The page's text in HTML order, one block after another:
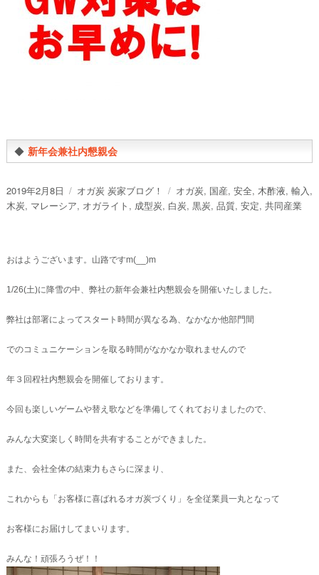
◆ 新年会兼社内懇親会
投
稿
2019年2月8日
カ
テ
オガ炭 炭家ブログ！
タ
グ
オガ炭, 国産, 安全, 木酢液, 輸入,
木炭, マレーシア, オガライト , 成型炭, 白炭, 黒炭, 品質, 安定, 共同産業
おはようございます。山路ですm(__)m
1/26(土)に降雪の中、弊社の新年会兼社内懇親会を開催いたしました。
弊社は部署によってスタート時間が異なる為、なかなか他部門間
でのコミュニケーションを取る時間がなかなか取れませんので
年３回程社内懇親会を開催しております。
今回も楽しいゲームや替え歌などを準備してくれておりましたので、
みんな大変楽しく時間を共有することができました。
また、会社全体の結束力もさらに深まり、
これからも「お客様に喜ばれるオガ炭づくり」を全従業員一丸となって
お客様にお届けしてまいります。
みんな！頑張ろうぜ！！